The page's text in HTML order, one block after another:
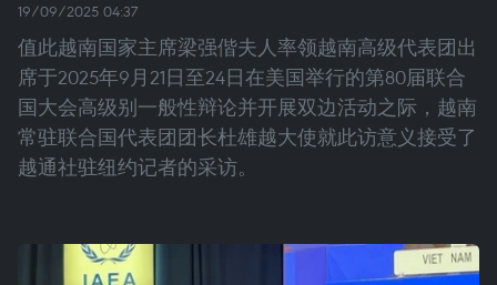
19/09/2025 04:37
值此越南国家主席梁强偕夫人率领越南高级代表团出
席于2025年9月21日至24日在美国举行的第80届联合
国大会高级别一般性辩论并开展双边活动之际，越南
常驻联合国代表团团长杜雄越大使就此访意义接受了
越通社驻纽约记者的采访。